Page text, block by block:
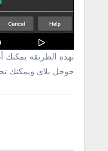
بهذه الطريقة
جوجل بلاى ويمكنك